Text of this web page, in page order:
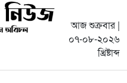
আজ শুক্রবার |
০৭-০৮-২০২৬
খ্রিষ্টাব্দ